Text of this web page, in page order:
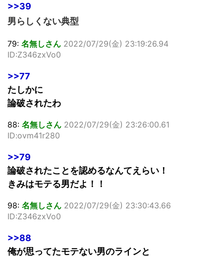
>>39
男らしくない典型
79: 名無しさん 2022/07/29(金) 23:19:26.94
ID:Z346zxVo0
>>77
たしかに
論破されたわ
88: 名無しさん 2022/07/29(金) 23:26:00.61
ID:ovm41r280
>>79
論破されたことを認めるなんてえらい！
きみはモテる男だよ！！
98: 名無しさん 2022/07/29(金) 23:30:43.66
ID:Z346zxVo0
>>88
俺が思ってたモテない男のラインと